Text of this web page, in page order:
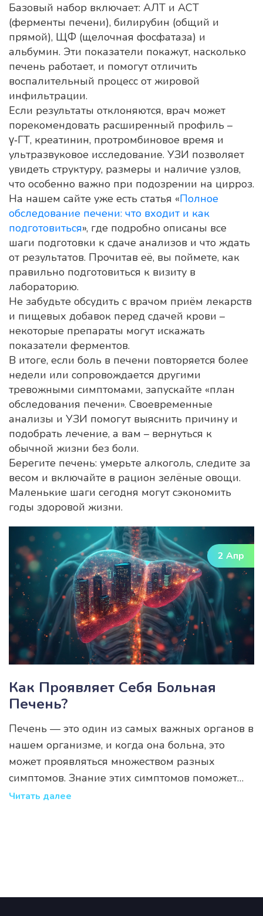
Базовый набор включает: АЛТ и АСТ
(ферменты печени), билирубин (общий и
прямой), ЩФ (щелочная фосфатаза) и
альбумин. Эти показатели покажут, насколько
печень работает, и помогут отличить
воспалительный процесс от жировой
инфильтрации.
Если результаты отклоняются, врач может
порекомендовать расширенный профиль –
γ‑ГТ, креатинин, протромбиновое время и
ультразвуковое исследование. УЗИ позволяет
увидеть структуру, размеры и наличие узлов,
что особенно важно при подозрении на цирроз.
На нашем сайте уже есть статья «Полное
обследование печени: что входит и как
подготовиться», где подробно описаны все
шаги подготовки к сдаче анализов и что ждать
от результатов. Прочитав её, вы поймете, как
правильно подготовиться к визиту в
лабораторию.
Не забудьте обсудить с врачом приём лекарств
и пищевых добавок перед сдачей крови –
некоторые препараты могут искажать
показатели ферментов.
В итоге, если боль в печени повторяется более
недели или сопровождается другими
тревожными симптомами, запускайте «план
обследования печени». Своевременные
анализы и УЗИ помогут выяснить причину и
подобрать лечение, а вам – вернуться к
обычной жизни без боли.
Берегите печень: умерьте алкоголь, следите за
весом и включайте в рацион зелёные овощи.
Маленькие шаги сегодня могут сэкономить
годы здоровой жизни.
2 Апр
Как Проявляет Себя Больная
Печень?
Печень — это один из самых важных органов в
нашем организме, и когда она больна, это
может проявляться множеством разных
симптомов. Знание этих симптомов поможет
вовремя обратиться к врачу и избежать
Читать далее